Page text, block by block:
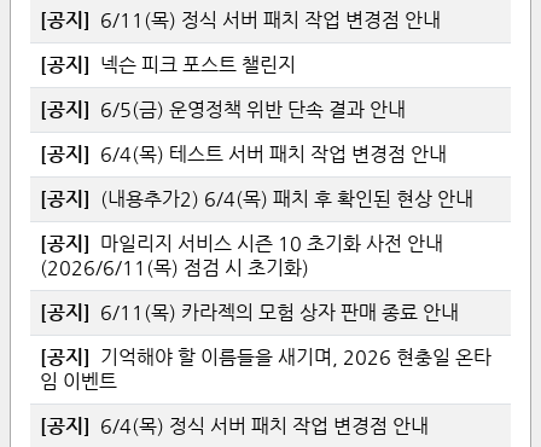
[공지 ] 6/11(목) 정식 서버 패치 작업 변경점 안내
[공지 ] 넥슨 피크 포스트 챌린지
[공지 ] 6/5(금) 운영정책 위반 단속 결과 안내
[공지 ] 6/4(목) 테스트 서버 패치 작업 변경점 안내
[공지 ] (내용추가2) 6/4(목) 패치 후 확인된 현상 안내
[공지 ] 마일리지 서비스 시즌 10 초기화 사전 안내
(2026/6/11(목) 점검 시 초기화)
[공지 ] 6/11(목) 카라젝의 모험 상자 판매 종료 안내
[공지 ] 기억해야 할 이름들을 새기며, 2026 현충일 온타
임 이벤트
[공지 ] 6/4(목) 정식 서버 패치 작업 변경점 안내